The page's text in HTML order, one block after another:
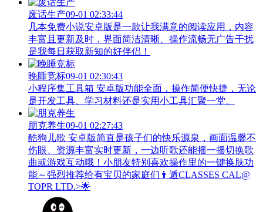
废话生产09-01 02:33:44
几本免费小说安卓版是一款让我满意的阅读应用，内容
丰富且更新及时，界面简洁清晰、操作流畅无广告干扰
是我每日获取新知的好伴侣！
晚睡竞标09-01 02:30:43
小程序集工具箱 安卓版功能全面，操作简便快捷，无论
是开发工具、学习材料还是实用小工具汇聚一堂。
朋克养生09-01 02:27:43
酷狗儿歌 安卓版简直是孩子们的快乐源泉，画面温馨不
伤眼、资源丰富实时更新，一边听歌还能摇一摇切换歌
曲或游戏互动哦！小朋友特别喜欢操作里的一键换肤功
能～强烈推荐给有宝贝的家庭们👨‍遁️CLASSES CAL@
TOPR LTD.>🌟